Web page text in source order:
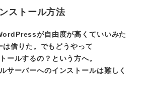
ストール方法
が自由度が高くていいみた
は借りた。でもどうやって
ルするの？という方へ。
サーバーへのインストールは難しく